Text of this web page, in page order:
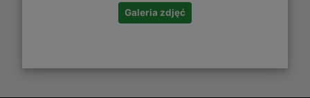
Galeria zdjęć